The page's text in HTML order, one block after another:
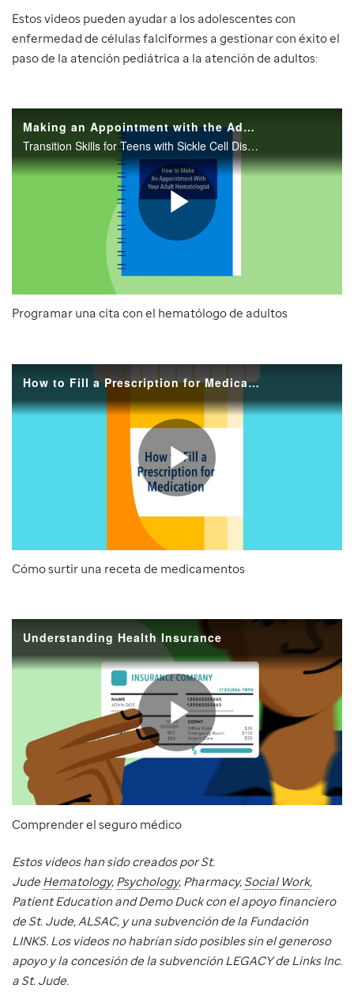
Estos videos pueden ayudar a los adolescentes con
enfermedad de células falciformes a gestionar con éxito el
paso de la atención pediátrica a la atención de adultos:
Programar una cita con el hematólogo de adultos
Cómo surtir una receta de medicamentos
Comprender el seguro médico
Estos videos han sido creados por St.
Jude Hematology, Psychology, Pharmacy, Social Work,
Patient Education and Demo Duck con el apoyo financiero
de St. Jude, ALSAC, y una subvención de la Fundación
LINKS. Los videos no habrían sido posibles sin el generoso
apoyo y la concesión de la subvención LEGACY de Links Inc.
a St. Jude.